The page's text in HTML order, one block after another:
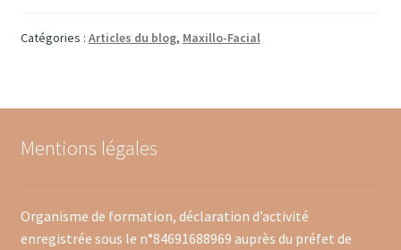
Catégories : Articles du blog, Maxillo-Facial
Mentions légales
Organisme de formation, déclaration d’activité
enregistrée sous le n°84691688969 auprès du préfet de